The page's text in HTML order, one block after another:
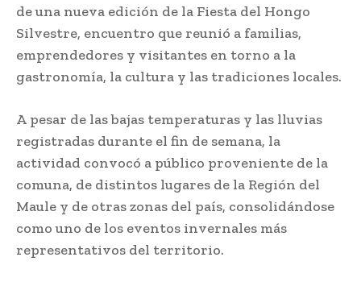
de una nueva edición de la Fiesta del Hongo
Silvestre, encuentro que reunió a familias,
emprendedores y visitantes en torno a la
gastronomía, la cultura y las tradiciones locales.
A pesar de las bajas temperaturas y las lluvias
registradas durante el fin de semana, la
actividad convocó a público proveniente de la
comuna, de distintos lugares de la Región del
Maule y de otras zonas del país, consolidándose
como uno de los eventos invernales más
representativos del territorio.